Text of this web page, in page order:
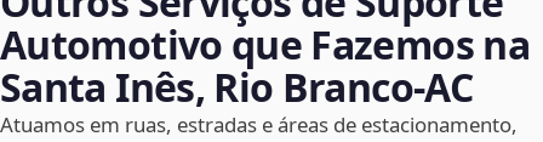
Automotivo que Fazemos na
Santa Inês, Rio Branco‑AC
Atuamos em ruas, estradas e áreas de estacionamento,